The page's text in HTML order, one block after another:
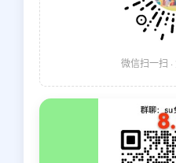
微信扫一扫